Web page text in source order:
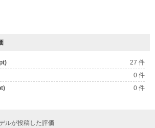
27 件
0 件
0 件
ルが投稿した評価